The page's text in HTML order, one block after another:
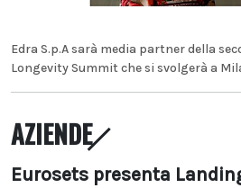
Edra S.p.A sarà media partner della
Longevity Summit che si svolgerà a
AZIENDE
Eurosets presenta